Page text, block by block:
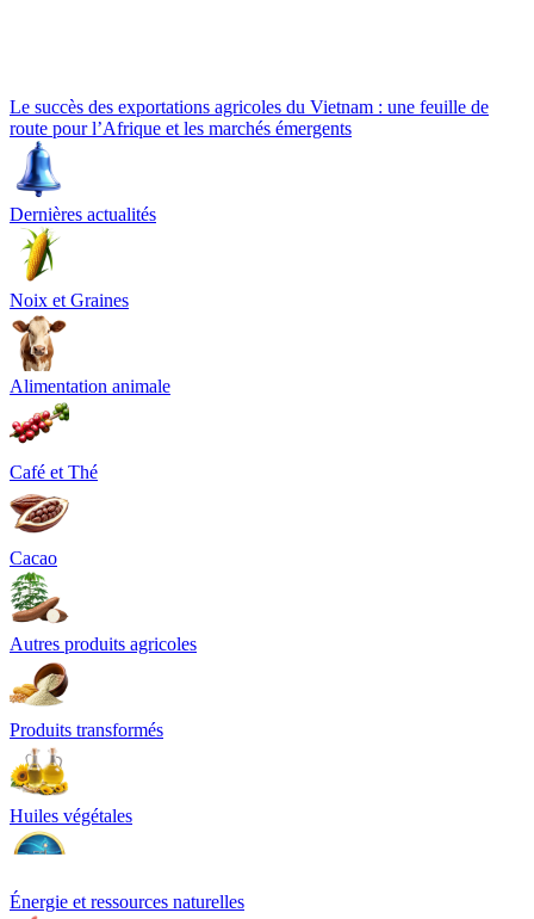
Le succès des exportations agricoles du Vietnam : une feuille de
route pour l’Afrique et les marchés émergents
Dernières actualités
Noix et Graines
Alimentation animale
Café et Thé
Cacao
Autres produits agricoles
Produits transformés
Huiles végétales
Énergie et ressources naturelles